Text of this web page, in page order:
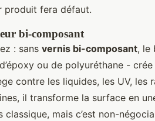
produit fera défaut.
bi-composant
: sans vernis bi-composant, le
ou de polyuréthane -
contre les liquides, les UV, les
il transforme la surface en
classique, mais c’est non-